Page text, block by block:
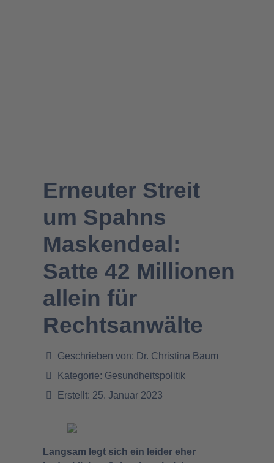
Erneuter Streit
um Spahns
Maskendeal:
Satte 42 Millionen
allein für
Rechtsanwälte
Geschrieben von: Dr. Christina Baum
Kategorie: Gesundheitspolitik
Erstellt: 25. Januar 2023
Langsam legt sich ein leider eher